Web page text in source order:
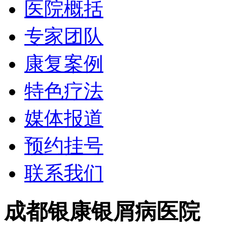
医院概括
专家团队
康复案例
特色疗法
媒体报道
预约挂号
联系我们
成都银康银屑病医院